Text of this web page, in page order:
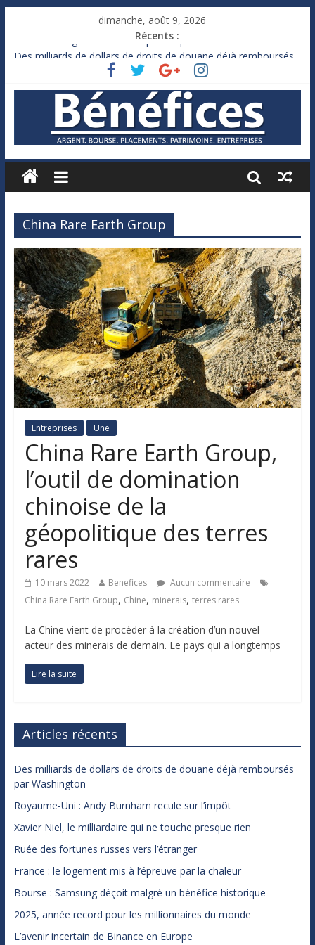
dimanche, août 9, 2026
Récents :
France : le logement mis à l’épreuve par la chaleur
Des milliards de dollars de droits de douane déjà remboursés
Royaume-Uni : Andy Burnham recule sur l’impôt
Xavier Niel, le milliardaire qui ne touche presque rien
Ruée des fortunes russes vers l’étranger
China Rare Earth Group
Entreprises Une
China Rare Earth Group,
l’outil de domination
chinoise de la
géopolitique des terres
rares
10 mars 2022 Benefices
Aucun commentaire
China Rare Earth Group, Chine, minerais, terres rares
La Chine vient de procéder à la création d’un nouvel
acteur des minerais de demain. Le pays qui a longtemps
Lire la suite
Articles récents
Des milliards de dollars de droits de douane déjà remboursés
par Washington
Royaume-Uni : Andy Burnham recule sur l’impôt
Xavier Niel, le milliardaire qui ne touche presque rien
Ruée des fortunes russes vers l’étranger
France : le logement mis à l’épreuve par la chaleur
Bourse : Samsung déçoit malgré un bénéfice historique
2025, année record pour les millionnaires du monde
L’avenir incertain de Binance en Europe